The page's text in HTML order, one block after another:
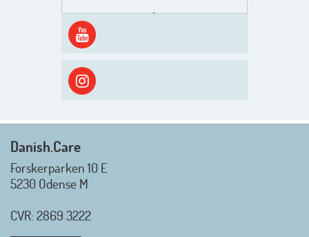
Men inden det går løs med en
spændende og aktivt
efterårsæson, så går turen først
ud i solen, ned til vandet og ind i
skyggen igen. Danish.Care holder
sommerlukket i uge 29 + 30.
Mvh. Anders, Helle og Malthe
Danish.Care
Forskerparken 10 E
5230 Odense M
CVR: 2869 3222